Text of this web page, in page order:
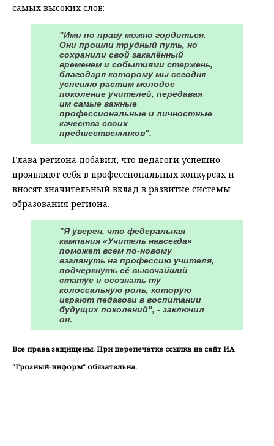
самых высоких слов:
"Ими по праву можно гордиться.
Они прошли трудный путь, но
сохранили свой закалённый
временем и событиями стержень,
благодаря которому мы сегодня
успешно растим молодое
поколение учителей, передавая
им самые важные
профессиональные и личностные
качества своих
предшественников".
Глава региона добавил, что педагоги успешно
проявляют себя в профессиональных конкурсах и
вносят значительный вклад в развитие системы
образования региона.
"Я уверен, что федеральная
кампания «Учитель навсегда»
поможет всем по-новому
взглянуть на профессию учителя,
подчеркнуть её высочайший
статус и осознать ту
колоссальную роль, которую
играют педагоги в воспитании
будущих поколений", - заключил
он.
Все права защищены. При перепечатке ссылка на сайт ИА
"Грозный-информ" обязательна.